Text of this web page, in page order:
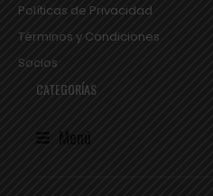
Políticas de Privacidad
Términos y Condiciones
Socios
CATEGORÍAS
Menú